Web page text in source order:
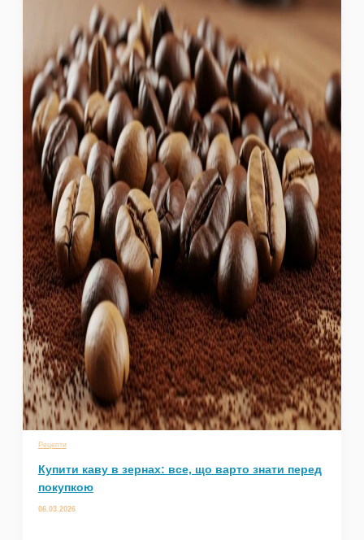
Рецепти
Купити каву в зернах: все, що варто знати перед
покупкою
06.03.2026